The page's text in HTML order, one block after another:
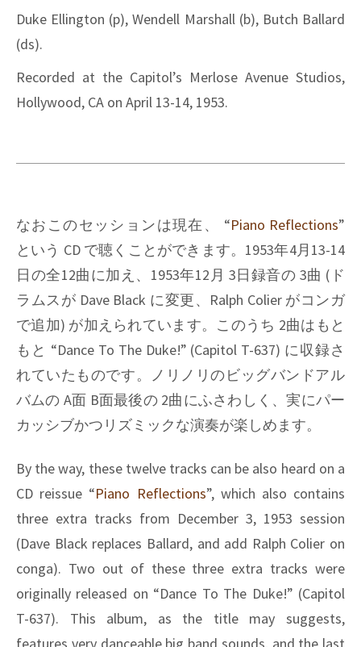
Duke Ellington (p), Wendell Marshall (b), Butch Ballard
(ds).
Recorded at the Capitol’s Merlose Avenue Studios,
Hollywood, CA on April 13-14, 1953.
なおこのセッションは現在、 “Piano Reflections”
という CD で聴くことができます。1953年4月13-14
日の全12曲に加え、1953年12月 3日録音の 3曲 (ド
ラムスが Dave Black に変更、 Ralph Colierがコンガ
で追加) が加えられています。このうち 2曲はもと
もと “Dance To The Duke!” (Capitol T-637) に収録さ
れていたものです。ノリノリのビッグバンドアル
バムの A面 B面最後の 2曲にふさわしく、実にパー
カッシブかつリズミックな演奏が楽しめます。
By the way, these twelve tracks can be also heard on a
CD reissue “Piano Reflections”, which also contains
three extra tracks from December 3, 1953 session
(Dave Black replaces Ballard, and add Ralph Colier on
conga). Two out of these three extra tracks were
originally released on “Dance To The Duke!” (Capitol
T-637). This album, as the title may suggests,